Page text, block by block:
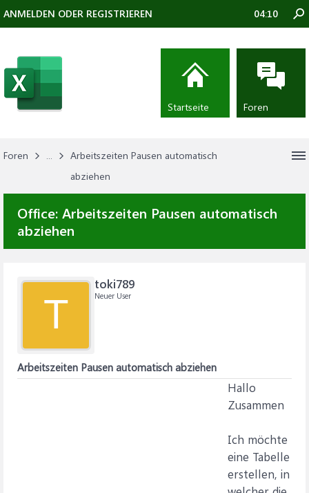
Foren ...
Arbeitszeiten Pausen automatisch
abziehen
Office: Arbeitszeiten Pausen automatisch
abziehen
T
toki789
Neuer User
Arbeitszeiten Pausen automatisch abziehen
Hallo
Zusammen
Ich möchte
eine Tabelle
erstellen, in
ANMELDEN ODER REGISTRIEREN 04:10
Startseite Foren